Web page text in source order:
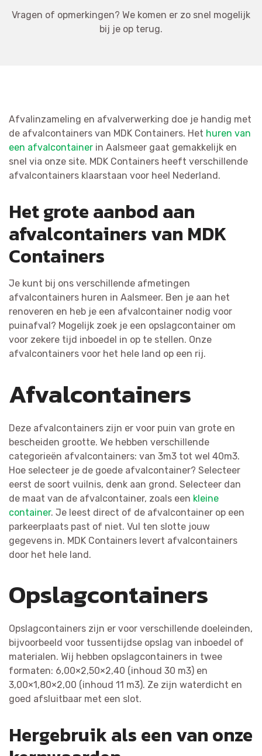
Vragen of opmerkingen? We komen er zo snel mogelijk
bij je op terug.
Afvalinzameling en afvalverwerking doe je handig met
de afvalcontainers van MDK Containers. Het huren van
een afvalcontainer in Aalsmeer gaat gemakkelijk en
snel via onze site. MDK Containers heeft verschillende
afvalcontainers klaarstaan voor heel Nederland.
Het grote aanbod aan
afvalcontainers van MDK
Containers
Je kunt bij ons verschillende afmetingen
afvalcontainers huren in Aalsmeer. Ben je aan het
renoveren en heb je een afvalcontainer nodig voor
puinafval? Mogelijk zoek je een opslagcontainer om
voor zekere tijd inboedel in op te stellen. Onze
afvalcontainers voor het hele land op een rij.
Afvalcontainers
Deze afvalcontainers zijn er voor puin van grote en
bescheiden grootte. We hebben verschillende
categorieën afvalcontainers: van 3m3 tot wel 40m3.
Hoe selecteer je de goede afvalcontainer? Selecteer
eerst de soort vuilnis, denk aan grond. Selecteer dan
de maat van de afvalcontainer, zoals een kleine
container. Je leest direct of de afvalcontainer op een
parkeerplaats past of niet. Vul ten slotte jouw
gegevens in. MDK Containers levert afvalcontainers
door het hele land.
Opslagcontainers
Opslagcontainers zijn er voor verschillende doeleinden,
bijvoorbeeld voor tussentijdse opslag van inboedel of
materialen. Wij hebben opslagcontainers in twee
formaten: 6,00×2,50×2,40 (inhoud 30 m3) en
3,00×1,80×2,00 (inhoud 11 m3). Ze zijn waterdicht en
goed afsluitbaar met een slot.
Hergebruik als een van onze